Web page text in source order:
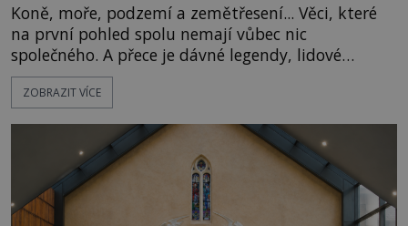
Koně, moře, podzemí a zemětřesení... Věci, které
na první pohled spolu nemají vůbec nic
společného. A přece je dávné legendy, lidové
pohádky i podvědomí psychicky nemocných lidí
podivným způsobem vzájemně propojují. Je
tajemství pocházející ze samých počátků lidské
civilizace? Nebo dokonce z temných vod minulosti
ještě mnohem hlubších? [g
ZOBRAZIT VÍCE